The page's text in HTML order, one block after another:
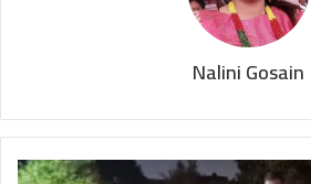
Nalini Gosain